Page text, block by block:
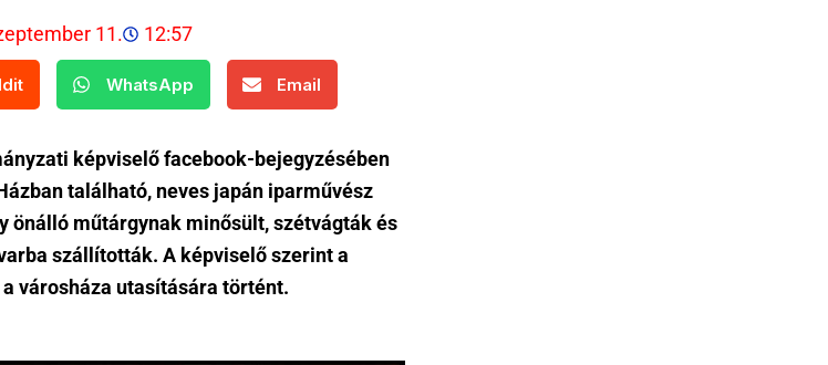
11. 12:57
WhatsApp Email
képviselő facebook-bejegyzésében
található, neves japán iparművész
önálló műtárgynak minősült, szétvágták és
szállították. A képviselő szerint a
városháza utasítására történt.